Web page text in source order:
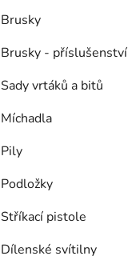
Brusky
Brusky - příslušenství
Sady vrtáků a bitů
Míchadla
Pily
Podložky
Stříkací pistole
Dílenské svítilny